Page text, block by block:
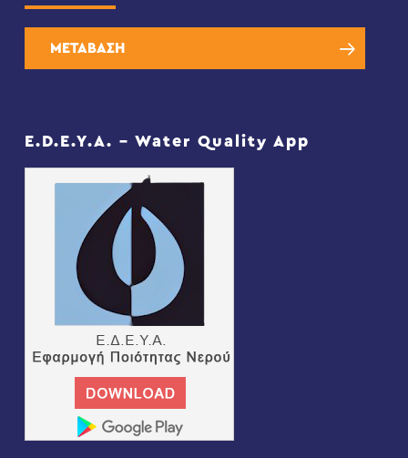
ΜΕΤΑΒΑΣΗ
E.D.E.Y.A. – Water Quality App